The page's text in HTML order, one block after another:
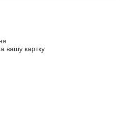
вашу картку